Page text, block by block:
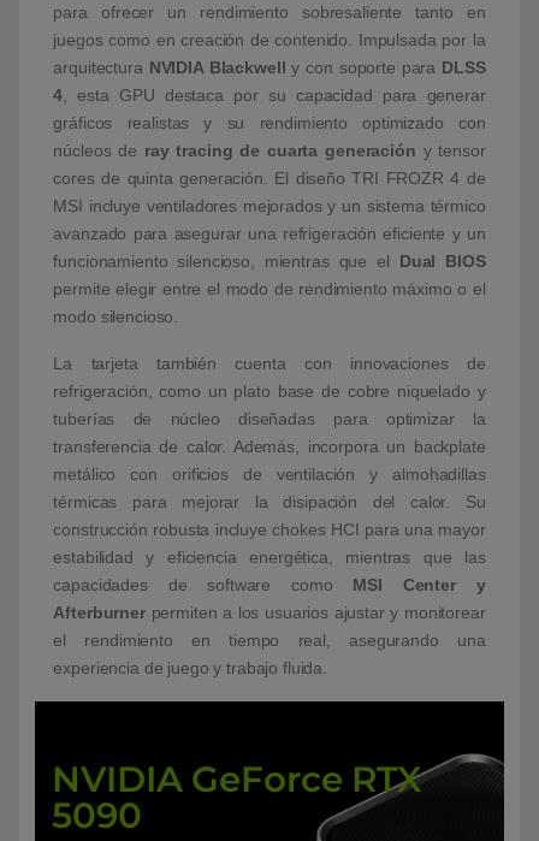
para ofrecer un rendimiento sobresaliente tanto en
juegos como en creación de contenido. Impulsada por la
arquitectura NVIDIA Blackwell y con soporte para DLSS
4 , esta GPU destaca por su capacidad para generar
gráficos realistas y su rendimiento optimizado con
núcleos de ray tracing de cuarta generación y tensor
cores de quinta generación. El diseño TRI FROZR 4 de
MSI incluye ventiladores mejorados y un sistema térmico
avanzado para asegurar una refrigeración eficiente y un
funcionamiento silencioso, mientras que el Dual BIOS
permite elegir entre el modo de rendimiento máximo o el
modo silencioso.
La tarjeta también cuenta con innovaciones de
refrigeración, como un plato base de cobre niquelado y
tuberías de núcleo diseñadas para optimizar la
transferencia de calor. Además, incorpora un backplate
metálico con orificios de ventilación y almohadillas
térmicas para mejorar la disipación del calor. Su
construcción robusta incluye chokes HCI para una mayor
estabilidad y eficiencia energética, mientras que las
capacidades de software como MSI Center y
Afterburnerpermiten a los usuarios ajustar y monitorear
el rendimiento en tiempo real, asegurando una
experiencia de juego y trabajo fluida.
NVIDIA GeForce RTX
5090